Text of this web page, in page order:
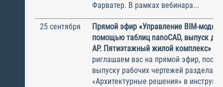
Фарватер. В рамках вебинара...
25 сентября
Прямой эфир «Управление BIM-
помощью таблиц nanoCAD, выпуск
АР. Пятиэтажный жилой комплекс»
риглашаем вас на прямой эфир,
выпуску рабочих чертежей раздела
«Архитектурные решения» в